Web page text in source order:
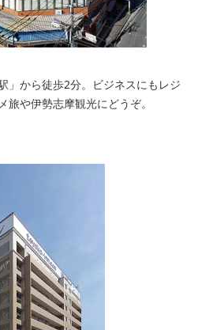
」から徒歩2分。ビジネスにもレジ
旅や伊勢志摩観光にどうぞ。